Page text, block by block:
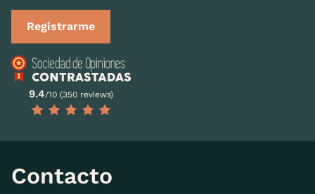
Registrarme
9.4/10 (350 reviews)
Contacto